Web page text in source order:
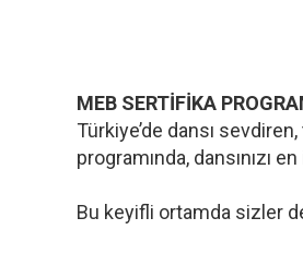
MEB SERTİFİKA
Türkiye’de dansı
programında, dansınızı
Bu keyifli ortamda sizler